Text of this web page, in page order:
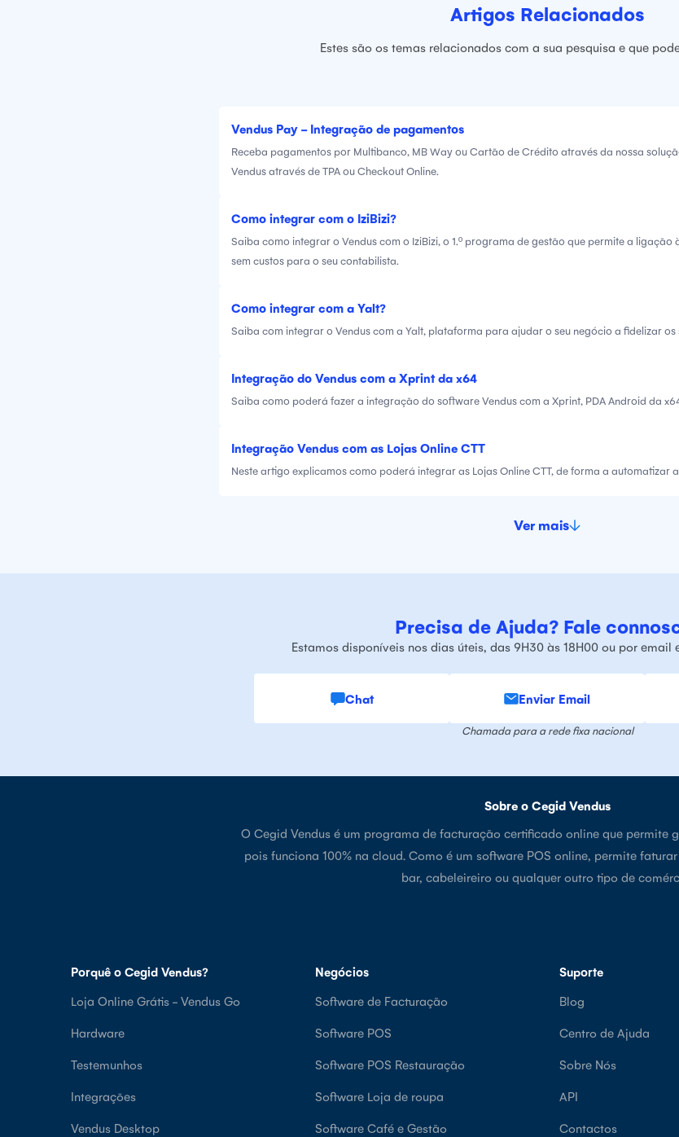
Artigos Relacionados
Estes são os temas relacionados com a sua pesquisa e que
Vendus Pay - Integração de pagamentos
Receba pagamentos por Multibanco, MB Way ou Cartão de Crédito através da nossa
Vendus através de TPA ou Checkout Online.
Como integrar com o IziBizi?
Saiba como integrar o Vendus com o IziBizi, o 1.º programa de gestão que permite a ligação
sem custos para o seu contabilista.
Como integrar com a Yalt?
Saiba com integrar o Vendus com a Yalt, plataforma para ajudar o seu negócio a fidelizar os
Integração do Vendus com a Xprint da x64
Saiba como poderá fazer a integração do software Vendus com a Xprint, PDA Android da
Integração Vendus com as Lojas Online CTT
Neste artigo explicamos como poderá integrar as Lojas Online CTT, de forma a automatizar
Ver mais
Precisa de Ajuda? Fale
Estamos disponíveis nos dias úteis, das 9H30 às 18H00 ou por email
Chat Enviar Email
Chamada para a rede fixa nacional
Sobre o Cegid Vendus
O Cegid Vendus é um programa de facturação certificado online que permite
pois funciona 100% na cloud. Como é um software POS online, permite
bar, cabeleireiro ou qualquer outro tipo de
Porquê o Cegid Vendus?
Loja Online Grátis - Vendus Go
Hardware
Testemunhos
Integrações
Vendus Desktop
Negócios
Software de Facturação
Software POS
Software POS Restauração
Software Loja de roupa
Software Café e Gestão
Suporte
Blog
Centro de Ajuda
Sobre Nós
API
Contactos